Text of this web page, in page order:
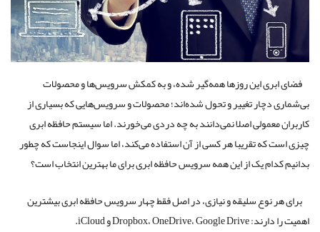
فضای ابری این روزها همه‌گیر شده، و به کمکش سرویس‌ها و محصولات
بی‌شماری دچار تغییر و تحول شده‌اند؛ محصولات و سرویس‌هایی که بسیاری از
کاربران معمولی اصلا نمی‌دانند به چه دردی می‌خورند. اما سیستم حافظه ابری
چیزی است که تقریبا هر کسی از آن استفاده می‌کند، اما سوال اینجاست که چطور
بدانیم کدام یک از این همه سرویس حافظه ابری برای ما بهترین انتخاب است؟
برای هر نوع سلیقه و نیازی، در اصل فقط چهار سرویس حافظه ابری بیشترین
اهمیت را دارند: Dropbox، OneDrive، Google Drive و iCloud.